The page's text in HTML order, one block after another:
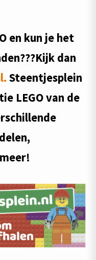
en kun je het
dan
Steentjesplein
LEGO van de